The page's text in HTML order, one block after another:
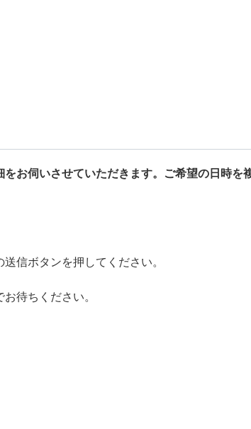
お伺いさせていただきます。ご希望の日時を
信ボタンを押してください。
待ちください。